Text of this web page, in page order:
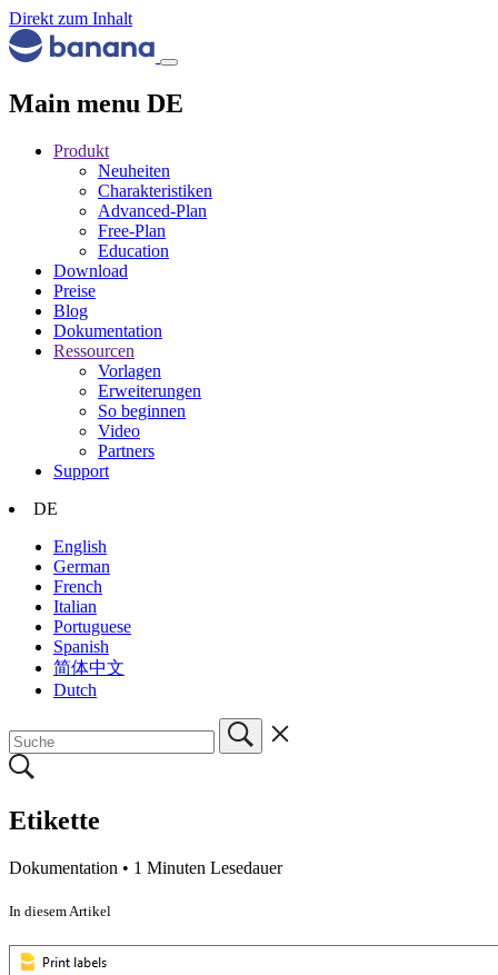
Direkt zum Inhalt
Main menu DE
Produkt
Neuheiten
Charakteristiken
Advanced-Plan
Free-Plan
Education
Download
Preise
Blog
Dokumentation
Ressourcen
Vorlagen
Erweiterungen
So beginnen
Video
Partners
Support
DE
English
German
French
Italian
Portuguese
Spanish
简体中文
Dutch
Etikette
Dokumentation • 1 Minuten Lesedauer
In diesem Artikel